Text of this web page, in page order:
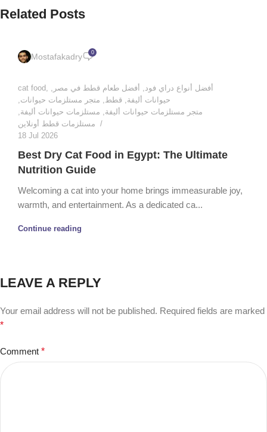
Related Posts
Mostafakadry 0
cat food, أفضل أنواع دراي فود, أفضل طعام قطط في مصر ,
حيوانات أليفة, قطط, متجر مستلزمات حيوانات,
متجر مستلزمات حيوانات أليفة, مستلزمات حيوانات أليفة,
مستلزمات قطط أونلاين
18 Jul 2026
Best Dry Cat Food in Egypt: The Ultimate
Nutrition Guide
Welcoming a cat into your home brings immeasurable joy,
warmth, and entertainment. As a dedicated ca...
Continue reading
LEAVE A REPLY
Your email address will not be published. Required fields are marked
*
Comment *